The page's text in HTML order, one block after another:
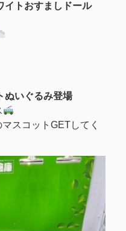
イトおすましドール
ぬいぐるみ登場
スコットGETしてく